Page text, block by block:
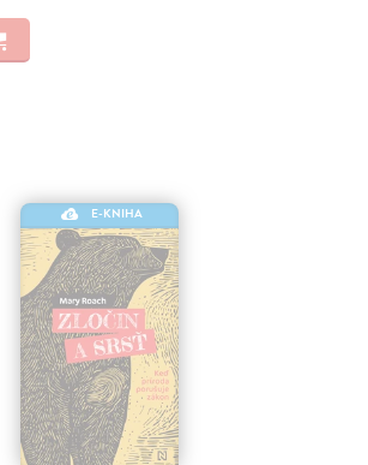
E-KNIHA